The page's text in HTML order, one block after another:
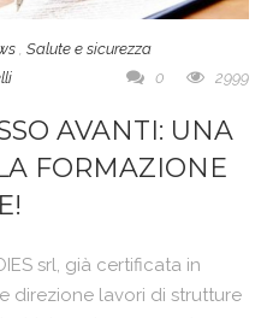
Salute e sicurezza
0 2999
AVANTI: UNA
FORMAZIONE
srl, già certificata in
direzione lavori di strutture